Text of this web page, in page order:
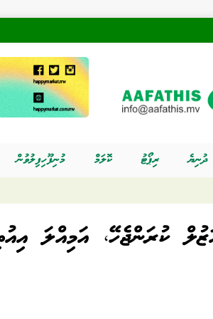
ދުނިޔެ ރިޕޯޓު ކޮލަމް މުނިފޫހިފިލުވުން
ކުރަންޖެހޭ، އަމިއްލަ